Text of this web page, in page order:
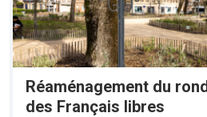
Réaménagement du
des Français libres